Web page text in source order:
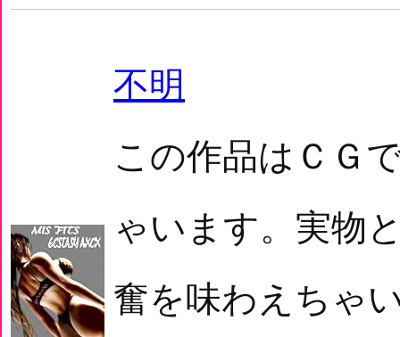
不明
この作品はＣＧ
ゃいます。実物
奮を味わえちゃ